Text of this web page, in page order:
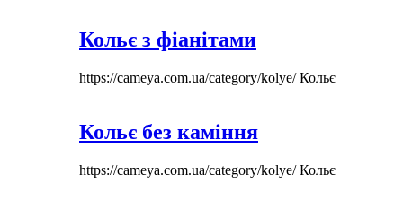
Кольє з фіанітами
https://cameya.com.ua/category/kolye/Кольє
Кольє без каміння
https://cameya.com.ua/category/kolye/Кольє